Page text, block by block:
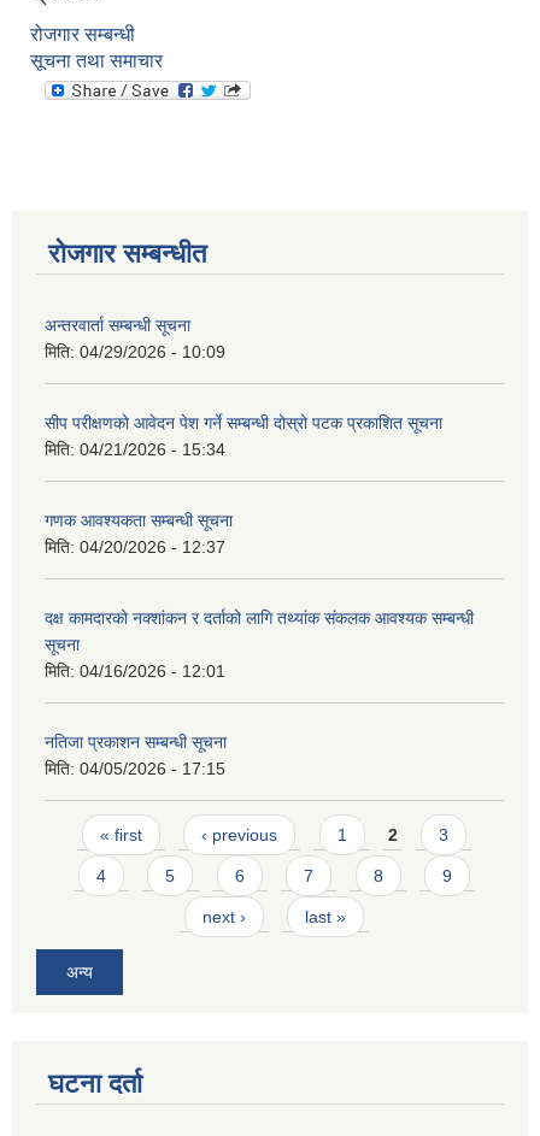
रोजगार सम्बन्धी
सूचना तथा समाचार
रोजगार सम्बन्धीत
अन्तरवार्ता सम्बन्धी सूचना
मिति: 04/29/2026 - 10:09
सीप परीक्षणको आवेदन पेश गर्ने सम्बन्धी दोस्रो पटक प्रकाशित सूचना
मिति: 04/21/2026 - 15:34
गणक आवश्यकता सम्बन्धी सूचना
मिति: 04/20/2026 - 12:37
दक्ष कामदारको नक्शांकन र दर्ताको लागि तथ्यांक संकलक आवश्यक सम्बन्धी
सूचना
मिति: 04/16/2026 - 12:01
नतिजा प्रकाशन सम्बन्धी सूचना
मिति: 04/05/2026 - 17:15
Pages
« first ‹ previous 1 2 3
4 5 6 7 8 9
next › last »
अन्य
घटना दर्ता